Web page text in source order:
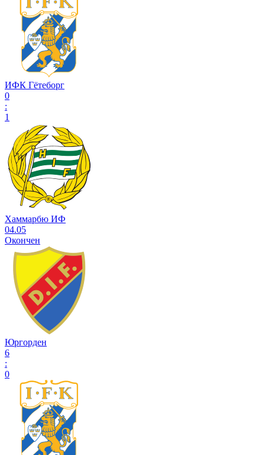
ИФК Гётеборг
0
:
1
Хаммарбю ИФ
04.05
Окончен
Юргорден
6
:
0